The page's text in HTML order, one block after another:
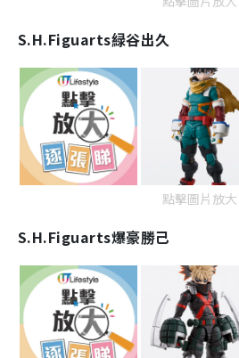
S.H.Figuarts緑谷出久
點擊圖片放大
S.H.Figuarts爆豪勝己